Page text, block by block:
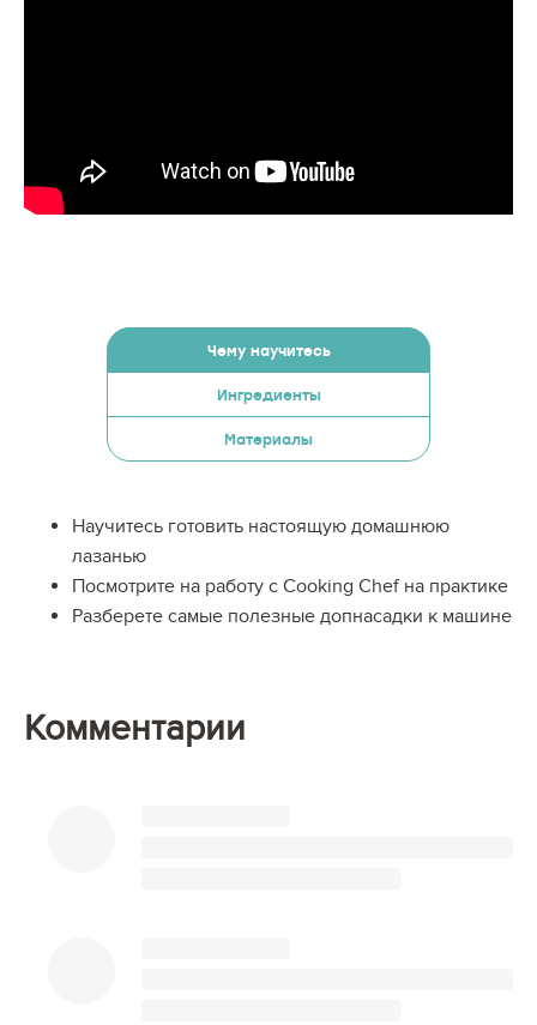
Чему научитесь
Ингредиенты
Материалы
Научитесь готовить настоящую домашнюю
лазанью
Посмотрите на работу с Cooking Chef на практике
Разберете самые полезные допнасадки к машине
Комментарии